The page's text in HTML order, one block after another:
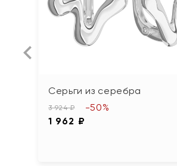
Серьги из серебра
3 924 ₽
1 962 ₽
-50%